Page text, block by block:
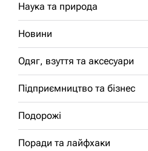
Наука та природа
Новини
Одяг, взуття та аксесуари
Підприємництво та бізнес
Подорожі
Поради та лайфхаки